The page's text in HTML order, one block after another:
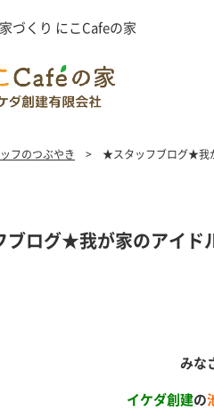
づくり にこCafeの家
フのつぶやき ★スタッフブログ★我
ログ★我が家のアイド
みな
イケダ創建の